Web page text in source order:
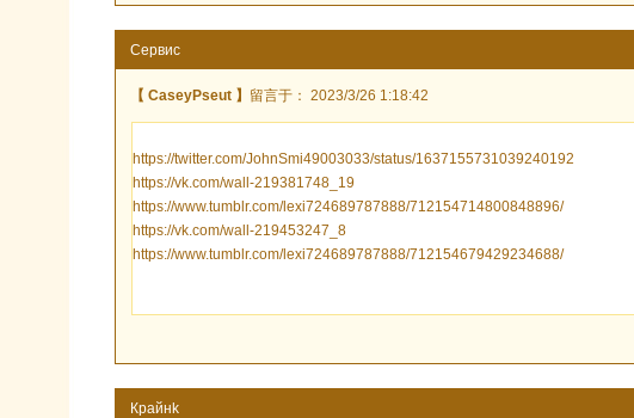
Сервис
【 CaseyPseut 】 留言于： 2023/3/26 1:18:42
https://twitter.com/JohnSmi49003033/status/1637155731039240192
https://vk.com/wall-219381748_19
https://www.tumblr.com/lexi724689787888/712154714800848896/
https://vk.com/wall-219453247_8
https://www.tumblr.com/lexi724689787888/712154679429234688/
Крайнk